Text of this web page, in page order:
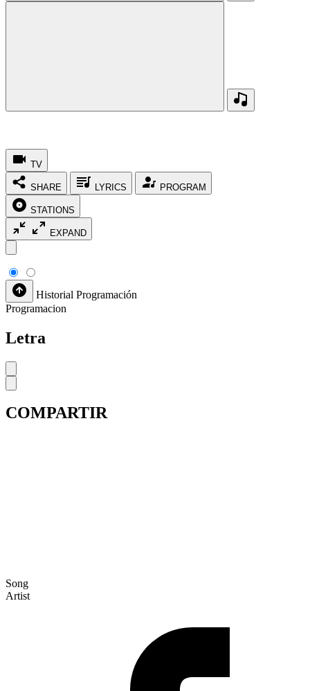
TV
SHARE LYRICS PROGRAM
STATIONS
EXPAND
Historial Programación
Programacion
Letra
COMPARTIR
Song
Artist